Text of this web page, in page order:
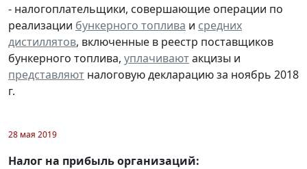
- налогоплательщики, совершающие операции по
реализации бункерного топлива и средних
дистиллятов, включенные в реестр поставщиков
бункерного топлива, уплачиваютакцизы и
представляют налоговую декларацию за ноябрь 2018
г.
28 мая 2019
Налог на прибыль организаций: